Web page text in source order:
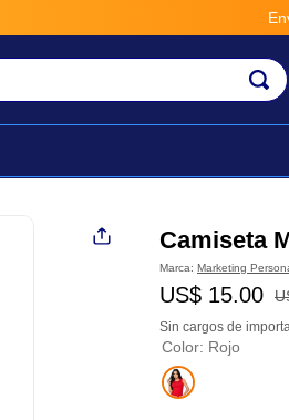
Envío
Camiseta
Marca: Marketing
US$ 15.00
Sin cargos de
Color: Rojo